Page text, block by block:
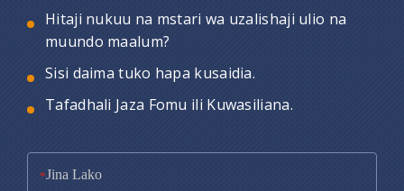
Hitaji nukuu na mstari wa uzalishaji ulio na
muundo maalum?
Sisi daima tuko hapa kusaidia.
Tafadhali Jaza Fomu ili Kuwasiliana.
*